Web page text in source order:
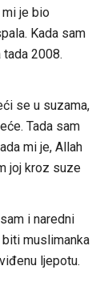
je bio
Kada sam
2008.
se u suzama,
Tada sam
mi je, Allah
joj kroz suze
i naredni
muslimanka
ljepotu.